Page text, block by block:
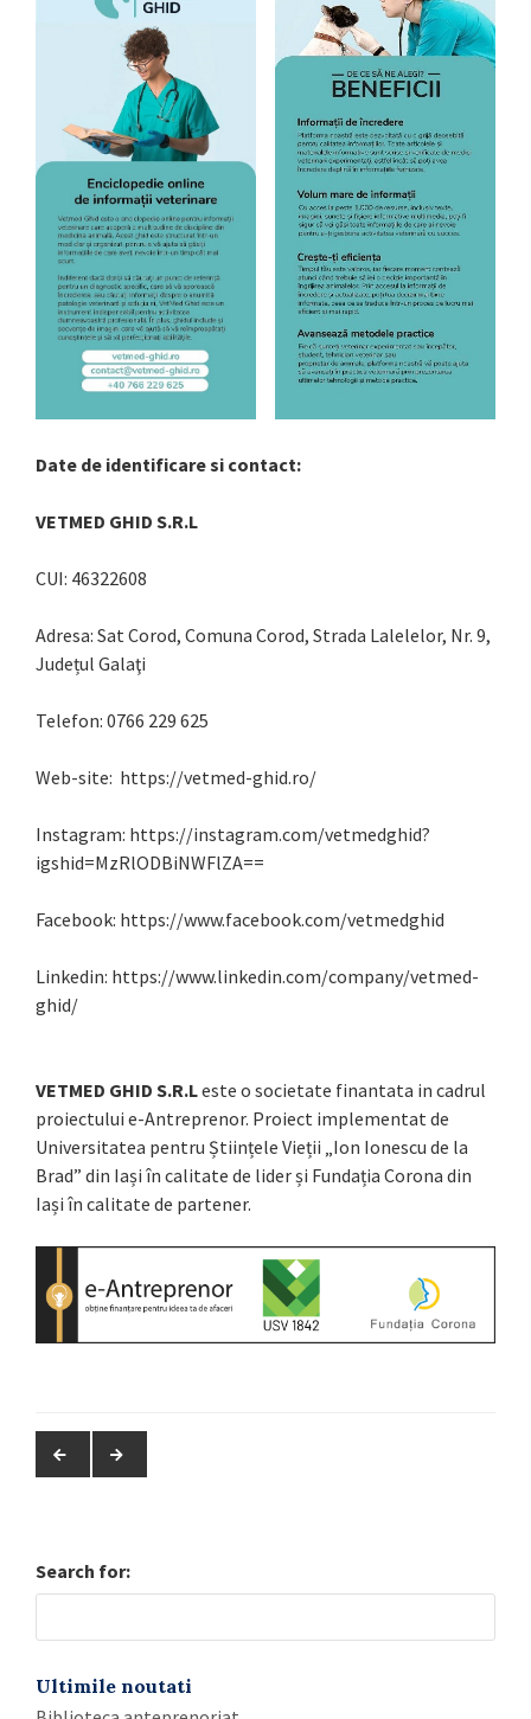
Date de identificare si contact:
VETMED GHID S.R.L
CUI: 46322608
Adresa: Sat Corod, Comuna Corod, Strada Lalelelor, Nr. 9,
Județul Galaţi
Telefon: 0766 229 625
Web-site: https://vetmed-ghid.ro/
Instagram: https://instagram.com/vetmedghid?
igshid=MzRlODBiNWFlZA==
Facebook: https://www.facebook.com/vetmedghid
Linkedin: https://www.linkedin.com/company/vetmed-
ghid/
VETMED GHID S.R.Leste o societate finantata in cadrul
proiectului e-Antreprenor. Proiect implementat de
Universitatea pentru Științele Vieții „Ion Ionescu de la
Brad” din Iași în calitate de lider și Fundația Corona din
Iași în calitate de partener.
Search for:
Ultimile noutati